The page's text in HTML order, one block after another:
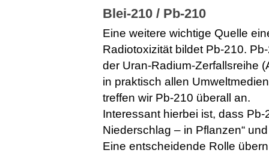
Blei-210 / Pb-210
Eine weitere wichtige Quelle
Radiotoxizität bildet Pb-210.
der Uran-Radium-Zerfallsreihe
in praktisch allen
treffen wir Pb-210 überall an.
Interessant hierbei ist, dass
Niederschlag – in Pflanzen“
Eine entscheidende Rolle